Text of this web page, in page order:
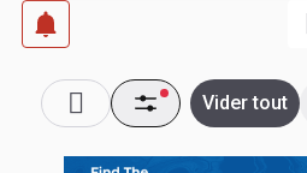
Vider tout